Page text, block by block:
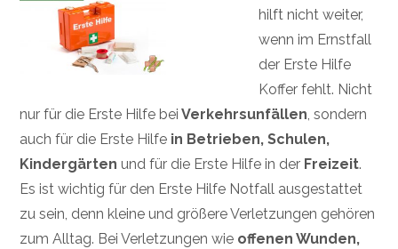
hilft nicht weiter,
wenn im Ernstfall
der Erste Hilfe
Koffer fehlt. Nicht
nur für die Erste Hilfe bei Verkehrsunfällen, sondern
auch für die Erste Hilfe in Betrieben, Schulen,
Kindergärten und für die Erste Hilfe in der Freizeit.
Es ist wichtig für den Erste Hilfe Notfall ausgestattet
zu sein, denn kleine und größere Verletzungen gehören
zum Alltag. Bei Verletzungen wie offenen Wunden,